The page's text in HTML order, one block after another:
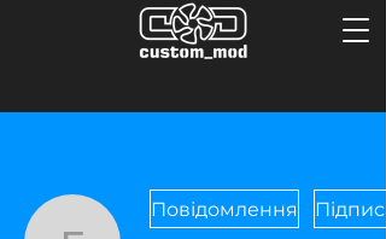
Повідомлення